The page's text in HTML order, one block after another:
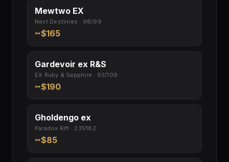
Mewtwo EX
Next Destinies · 98/99
~$165
Gardevoir ex R&S
EX Ruby & Sapphire · 93/109
~$190
Gholdengo ex
Paradox Rift · 231/182
~$85